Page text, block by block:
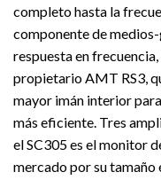
completo hasta la
componente de
respuesta en
propietario AMT RS3,
mayor imán interior
más eficiente. Tres
el SC305 es el monitor
mercado por su